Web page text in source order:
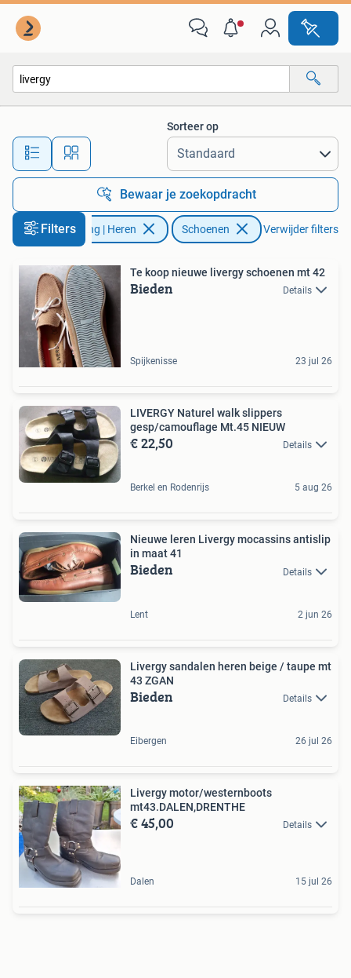
Alle afstanden…
Sorteer op
Bewaar je zoekopdracht
FiltersKleding | Heren Schoenen Verwijder filters
Te koop nieuwe livergy schoenen mt 42
Bieden Details
Spijkenisse 23 jul 26
LIVERGY Naturel walk slippers
gesp/camouflage Mt.45 NIEUW
€ 22,50 Details
Berkel en Rodenrijs 5 aug 26
Nieuwe leren Livergy mocassins antislip
in maat 41
Bieden Details
Lent 2 jun 26
Livergy sandalen heren beige / taupe mt
43 ZGAN
Bieden Details
Eibergen 26 jul 26
Livergy motor/westernboots
mt43.DALEN,DRENTHE
€ 45,00 Details
Dalen 15 jul 26